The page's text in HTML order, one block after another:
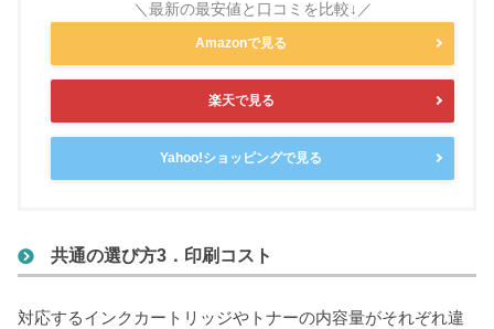
Amazonで見る
楽天で見る
Yahoo!ショッピングで見る
共通の選び方3．印刷コスト
対応するインクカートリッジやトナーの内容量がそれぞれ違